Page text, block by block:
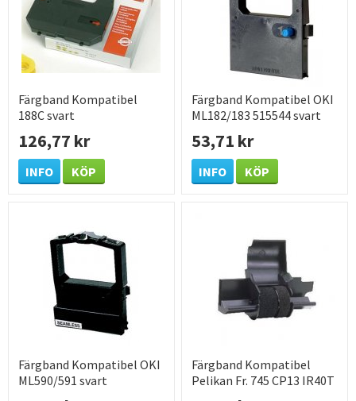
Färgband Kompatibel
188C svart
126,77 kr
INFO KÖP
Färgband Kompatibel OKI
ML182/183 515544 svart
53,71 kr
INFO KÖP
Färgband Kompatibel OKI
ML590/591 svart
Färgband Kompatibel
Pelikan Fr. 745 CP13 IR40T